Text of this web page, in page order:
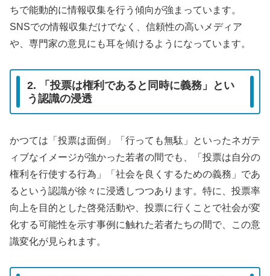
ちで能動的に情報収集を行う傾向が強まっています。
SNSでの情報収集だけでなく、信頼性の高いメディア
や、専門家の意見にも耳を傾けるようになっています。
2. 「投票は権利であると同時に義務」とい
う認識の浸透
かつては「投票は面倒」「行っても無駄」といったネガテ
ィブなイメージが強かった若者の間でも、「投票は自分の
権利を行使する行為」「社会を良くするための義務」であ
るという認識が徐々に浸透しつつあります。特に、投票率
向上を目的とした啓発活動や、投票に行くことで社会が変
化する可能性を示す事例に触れた若者たちの間で、この意
識変化が見られます。